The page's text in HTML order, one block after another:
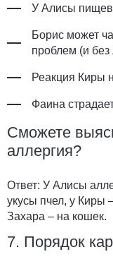
У Алисы
Борис может
проблем (и без
Реакция Киры
Фаина
Сможете
аллергия?
Ответ: У Алисы
укусы пчел, у Киры
Захара – на кошек.
7. Порядок